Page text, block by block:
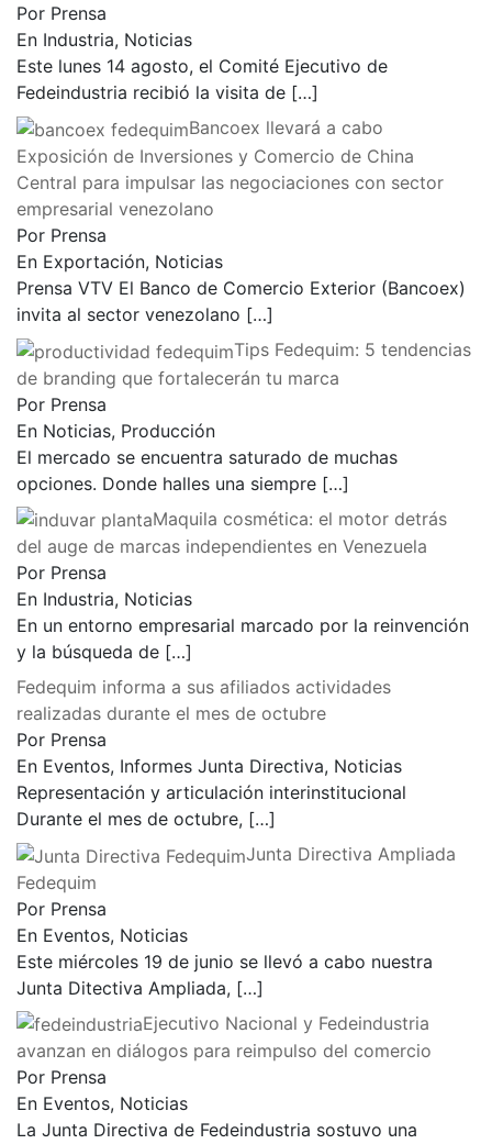
Por Prensa
En Industria, Noticias
Este lunes 14 agosto, el Comité Ejecutivo de
Fedeindustria recibió la visita de […]
Bancoex llevará a cabo
Exposición de Inversiones y Comercio de China
Central para impulsar las negociaciones con sector
empresarial venezolano
Por Prensa
En Exportación, Noticias
Prensa VTV El Banco de Comercio Exterior (Bancoex)
invita al sector venezolano […]
Tips Fedequim: 5 tendencias
de branding que fortalecerán tu marca
Por Prensa
En Noticias, Producción
El mercado se encuentra saturado de muchas
opciones. Donde halles una siempre […]
Maquila cosmética: el motor detrás
del auge de marcas independientes en Venezuela
Por Prensa
En Industria, Noticias
En un entorno empresarial marcado por la reinvención
y la búsqueda de […]
Fedequim informa a sus afiliados actividades
realizadas durante el mes de octubre
Por Prensa
En Eventos, Informes Junta Directiva, Noticias
Representación y articulación interinstitucional
Durante el mes de octubre, […]
Junta Directiva Ampliada
Fedequim
Por Prensa
En Eventos, Noticias
Este miércoles 19 de junio se llevó a cabo nuestra
Junta Ditectiva Ampliada, […]
Ejecutivo Nacional y Fedeindustria
avanzan en diálogos para reimpulso del comercio
Por Prensa
En Eventos, Noticias
La Junta Directiva de Fedeindustria sostuvo una